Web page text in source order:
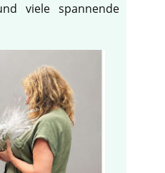
viele spannende